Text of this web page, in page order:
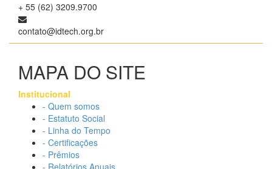
+ 55 (62) 3209.9700
contato@idtech.org.br
MAPA DO SITE
Institucional
- Quem somos
- Estatuto Social
- Linha do Tempo
- Certificações
- Prêmios